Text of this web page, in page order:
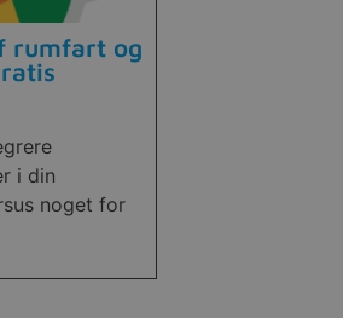
rumfart og
i din
noget for